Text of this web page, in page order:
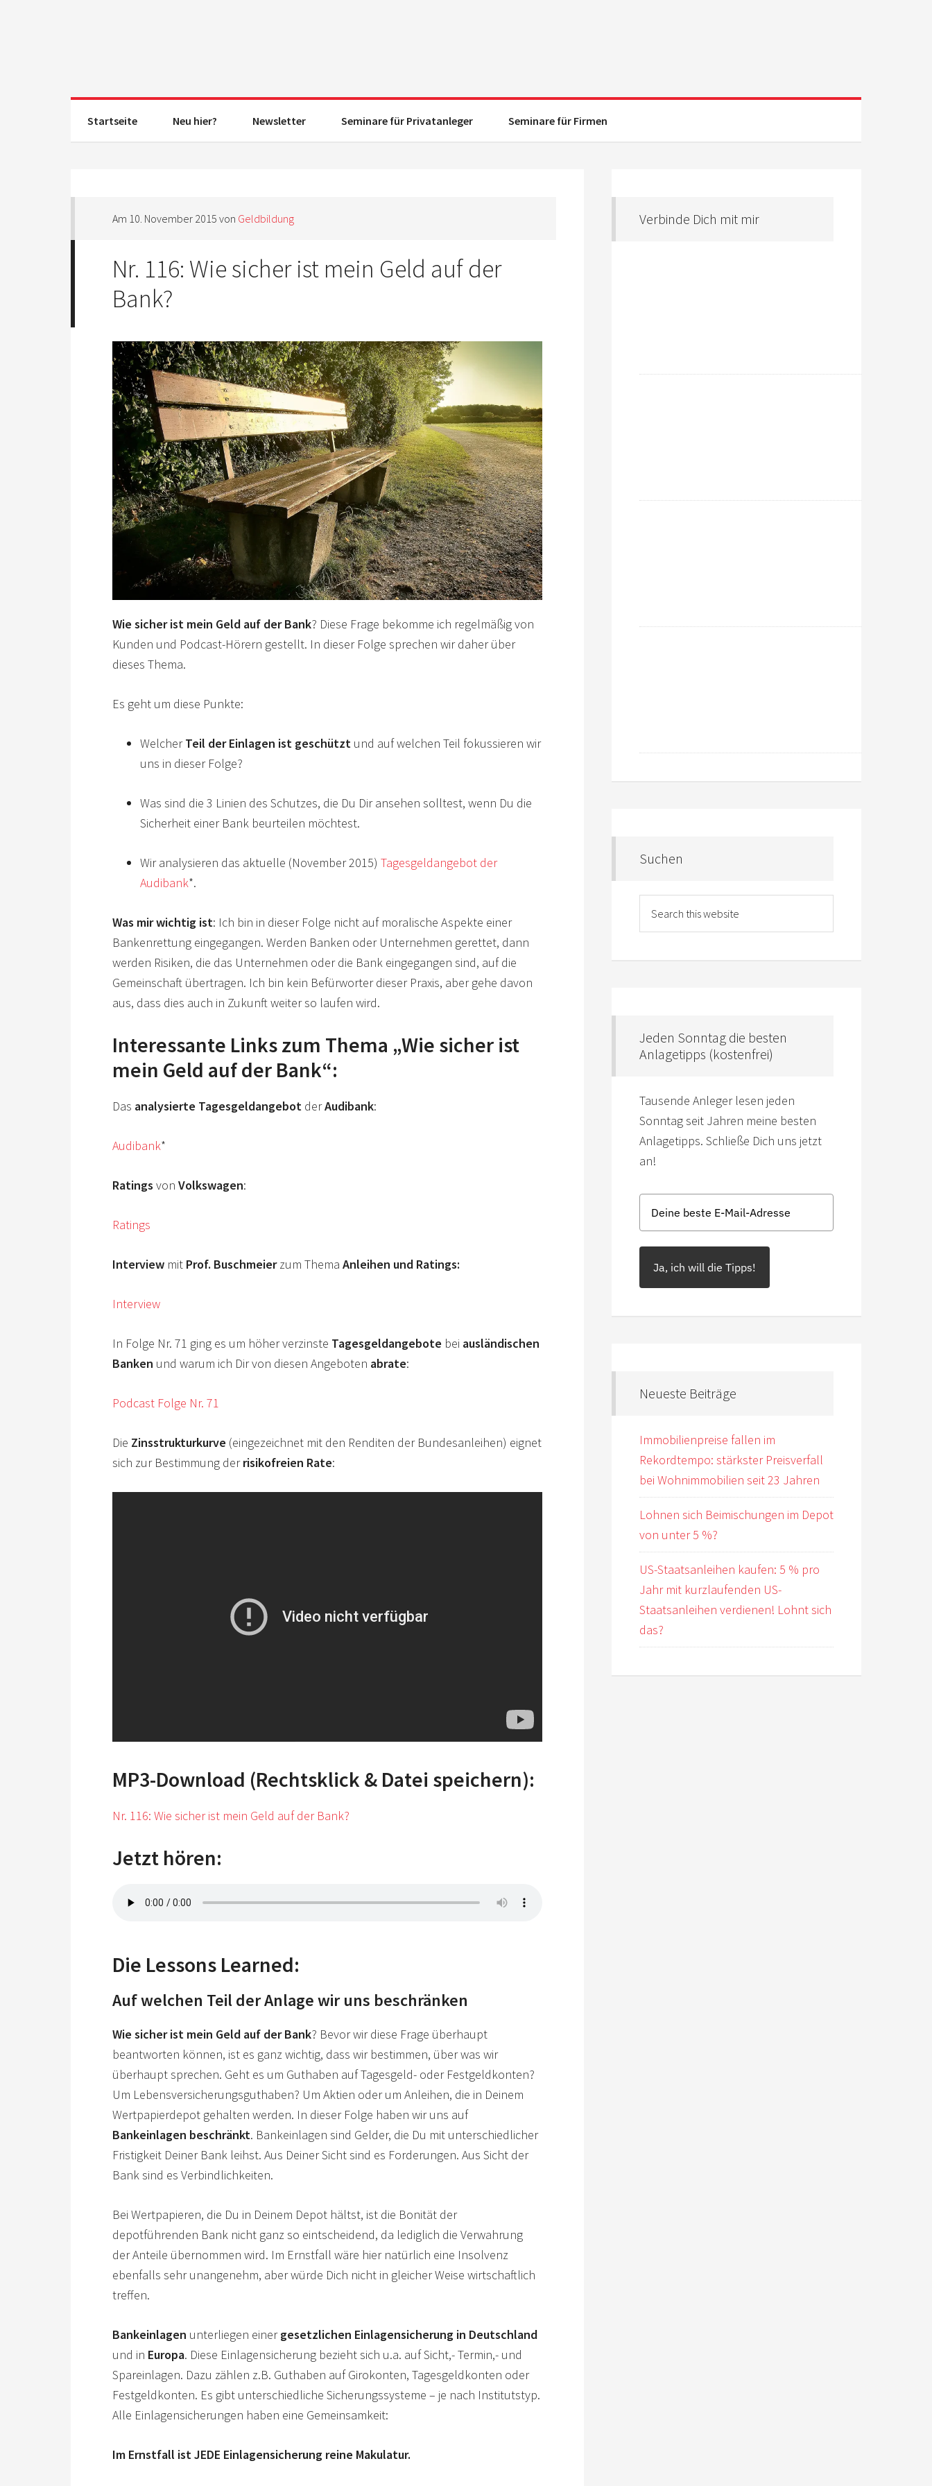
Startseite Neu hier? Newsletter Seminare für Privatanleger Seminare für Firmen
Am 10. November 2015 von Geldbildung
Nr. 116: Wie sicher ist mein Geld auf der
Bank?
Wie sicher ist mein Geld auf der Bank? Diese Frage bekomme ich regelmäßig von
Kunden und Podcast-Hörern gestellt. In dieser Folge sprechen wir daher über
dieses Thema.
Es geht um diese Punkte:
WelcherTeil der Einlagen ist geschützt und auf welchen Teil fokussieren wir
uns in dieser Folge?
Was sind die 3 Linien des Schutzes, die Du Dir ansehen solltest, wenn Du die
Sicherheit einer Bank beurteilen möchtest.
Wir analysieren das aktuelle (November 2015) Tagesgeldangebot der
Audibank*.
Was mir wichtig ist: Ich bin in dieser Folge nicht auf moralische Aspekte einer
Bankenrettung eingegangen. Werden Banken oder Unternehmen gerettet, dann
werden Risiken, die das Unternehmen oder die Bank eingegangen sind, auf die
Gemeinschaft übertragen. Ich bin kein Befürworter dieser Praxis, aber gehe davon
aus, dass dies auch in Zukunft weiter so laufen wird.
Interessante Links zum Thema „Wie sicher ist
mein Geld auf der Bank“:
Das analysierte Tagesgeldangebot derAudibank:
Audibank*
Ratings von Volkswagen:
Ratings
Interview mit Prof. Buschmeierzum Thema Anleihen und Ratings:
Interview
In Folge Nr. 71 ging es um höher verzinste Tagesgeldangebote bei ausländischen
Banken und warum ich Dir von diesen Angeboten abrate:
Podcast Folge Nr. 71
Die Zinsstrukturkurve (eingezeichnet mit den Renditen der Bundesanleihen) eignet
sich zur Bestimmung derrisikofreien Rate:
MP3-Download (Rechtsklick & Datei speichern):
Nr. 116: Wie sicher ist mein Geld auf der Bank?
Jetzt hören:
Die Lessons Learned:
Auf welchen Teil der Anlage wir uns beschränken
Wie sicher ist mein Geld auf der Bank? Bevor wir diese Frage überhaupt
beantworten können, ist es ganz wichtig, dass wir bestimmen, über was wir
überhaupt sprechen. Geht es um Guthaben auf Tagesgeld- oder Festgeldkonten?
Um Lebensversicherungsguthaben? Um Aktien oder um Anleihen, die in Deinem
Wertpapierdepot gehalten werden. In dieser Folge haben wir uns auf
Bankeinlagen beschränkt. Bankeinlagen sind Gelder, die Du mit unterschiedlicher
Fristigkeit Deiner Bank leihst. Aus Deiner Sicht sind es Forderungen. Aus Sicht der
Bank sind es Verbindlichkeiten.
Bei Wertpapieren, die Du in Deinem Depot hältst, ist die Bonität der
depotführenden Bank nicht ganz so eintscheidend, da lediglich die Verwahrung
der Anteile übernommen wird. Im Ernstfall wäre hier natürlich eine Insolvenz
ebenfalls sehr unangenehm, aber würde Dich nicht in gleicher Weise wirtschaftlich
treffen.
Bankeinlagen unterliegen einergesetzlichen Einlagensicherung in Deutschland
und in Europa. Diese Einlagensicherung bezieht sich u.a. auf Sicht,- Termin,- und
Spareinlagen. Dazu zählen z.B. Guthaben auf Girokonten, Tagesgeldkonten oder
Festgeldkonten. Es gibt unterschiedliche Sicherungssysteme – je nach Institutstyp.
Alle Einlagensicherungen haben eine Gemeinsamkeit:
Im Ernstfall ist JEDE Einlagensicherung reine Makulatur.
Verbinde Dich mit mir
Suchen
Jeden Sonntag die besten
Anlagetipps (kostenfrei)
Tausende Anleger lesen jeden
Sonntag seit Jahren meine besten
Anlagetipps. Schließe Dich uns jetzt
an!
Ja, ich will die Tipps!
Neueste Beiträge
Immobilienpreise fallen im
Rekordtempo: stärkster Preisverfall
bei Wohnimmobilien seit 23 Jahren
Lohnen sich Beimischungen im Depot
von unter 5 %?
US-Staatsanleihen kaufen: 5 % pro
Jahr mit kurzlaufenden US-
Staatsanleihen verdienen! Lohnt sich
das?